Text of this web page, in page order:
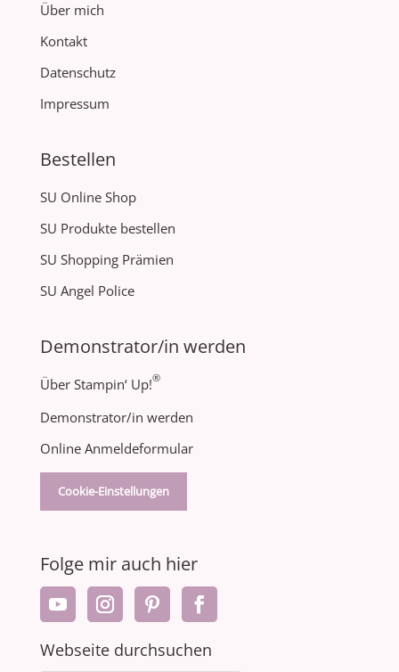
Über mich
Kontakt
Datenschutz
Impressum
Bestellen
SU Online Shop
SU Produkte bestellen
SU Shopping Prämien
SU Angel Police
Demonstrator/in werden
Über Stampin‘ Up!®
Demonstrator/in werden
Online Anmeldeformular
Cookie-Einstellungen
Folge mir auch hier
Webseite durchsuchen